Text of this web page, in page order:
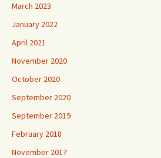
March 2023
January 2022
April 2021
November 2020
October 2020
September 2020
September 2019
February 2018
November 2017